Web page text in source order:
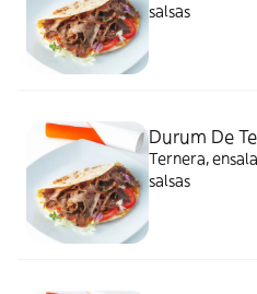
salsas
Durum De
Ternera,
salsas